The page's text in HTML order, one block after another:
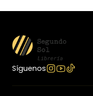
Síguenos